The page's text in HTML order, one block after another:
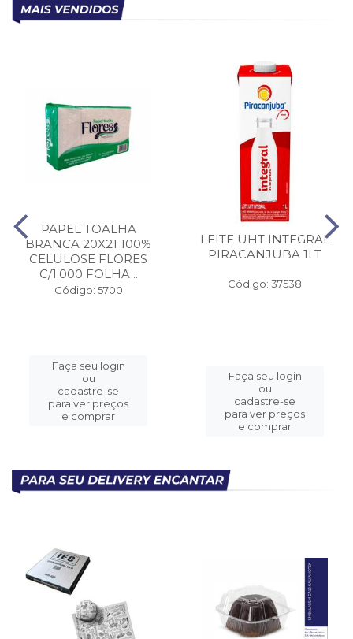
PAPEL TOALHA
BRANCA 20X21 100%
CELULOSE FLORES
C/1.000 FOLHA...
Código: 5700
Faça seu login
ou
cadastre-se
para ver preços
e comprar
LEITE UHT INTEGRAL
PIRACANJUBA 1LT
Código: 37538
Faça seu login
ou
cadastre-se
para ver preços
e comprar